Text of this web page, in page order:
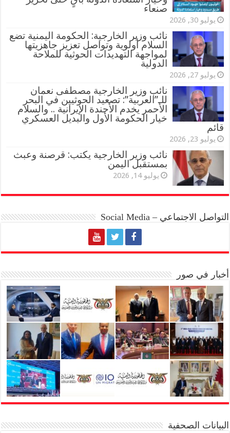
صنعاء
يوليو 30, 2026
نائب وزير الخارجية: الحكومة اليمنية تضع
السلام أولوية وتواصل تعزيز جاهزيتها
لمواجهة التهديدات الحوثية للملاحة
الدولية
يوليو 27, 2026
نائب وزير الخارجية مصطفى نعمان
للـ”العربية”: تصعيد الحوثيين في البحر
الأحمر يخدم الأجندة الإيرانية .. والسلام
خيار الحكومة الأول والبديل العسكري
قائم
يوليو 23, 2026
نائب وزير الخارجية يكتب: قرصنة وعبث
بمستقبل اليمن
يوليو 14, 2026
التواصل الاجتماعي – Social Media
أخبار في صور
البيانات الصحفية